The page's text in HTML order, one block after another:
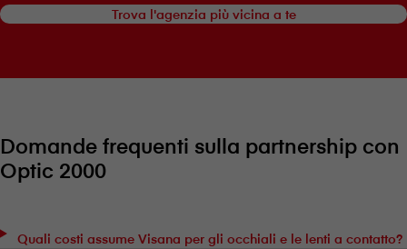
Trova l'agenzia più vicina a te
Domande frequenti sulla partnership con
Optic 2000
Quali costi assume V⁠i⁠s⁠a⁠n⁠a per gli occhiali e le lenti a contatto?